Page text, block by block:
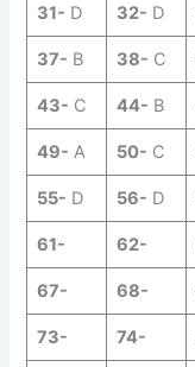
31- D 32- D
37- B 38- C
43- C 44- B
49- A 50- C
55- D 56- D
61- 62-
67- 68-
73- 74-